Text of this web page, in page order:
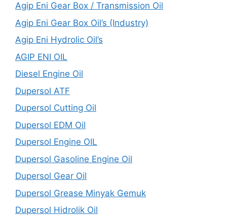
Agip Eni Gear Box / Transmission Oil
Agip Eni Gear Box Oil’s (Industry)
Agip Eni Hydrolic Oil’s
AGIP ENI OIL
Diesel Engine Oil
Dupersol ATF
Dupersol Cutting Oil
Dupersol EDM Oil
Dupersol Engine OIL
Dupersol Gasoline Engine Oil
Dupersol Gear Oil
Dupersol Grease Minyak Gemuk
Dupersol Hidrolik Oil